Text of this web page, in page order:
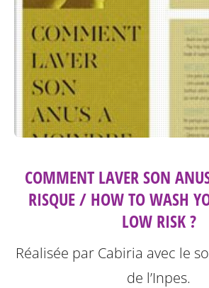
COMMENT LAVER SON
RISQUE / HOW TO WASH
LOW RISK ?
Réalisée par Cabiria avec le
de l’Inpes.